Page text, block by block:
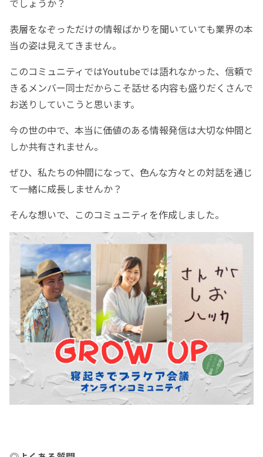
表層をなぞっただけの情報ばかりを聞いていても業界の本
当の姿は見えてきません。
このコミュニティではYoutubeでは語れなかった、信頼で
きるメンバー同士だからこそ話せる内容も盛りだくさんで
お送りしていこうと思います。
今の世の中で、本当に価値のある情報発信は大切な仲間と
しか共有されません。
ぜひ、私たちの仲間になって、色んな方々との対話を通じ
て一緒に成長しませんか？
そんな想いで、このコミュニティを作成しました。